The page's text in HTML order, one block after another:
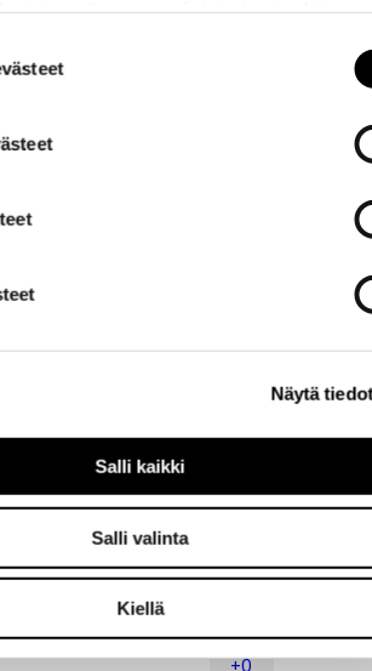
Näytä
Salli kaikki
Salli valinta
Kiellä
Luhta mekko naisille
39,95 € 79,90 €
+4
+0